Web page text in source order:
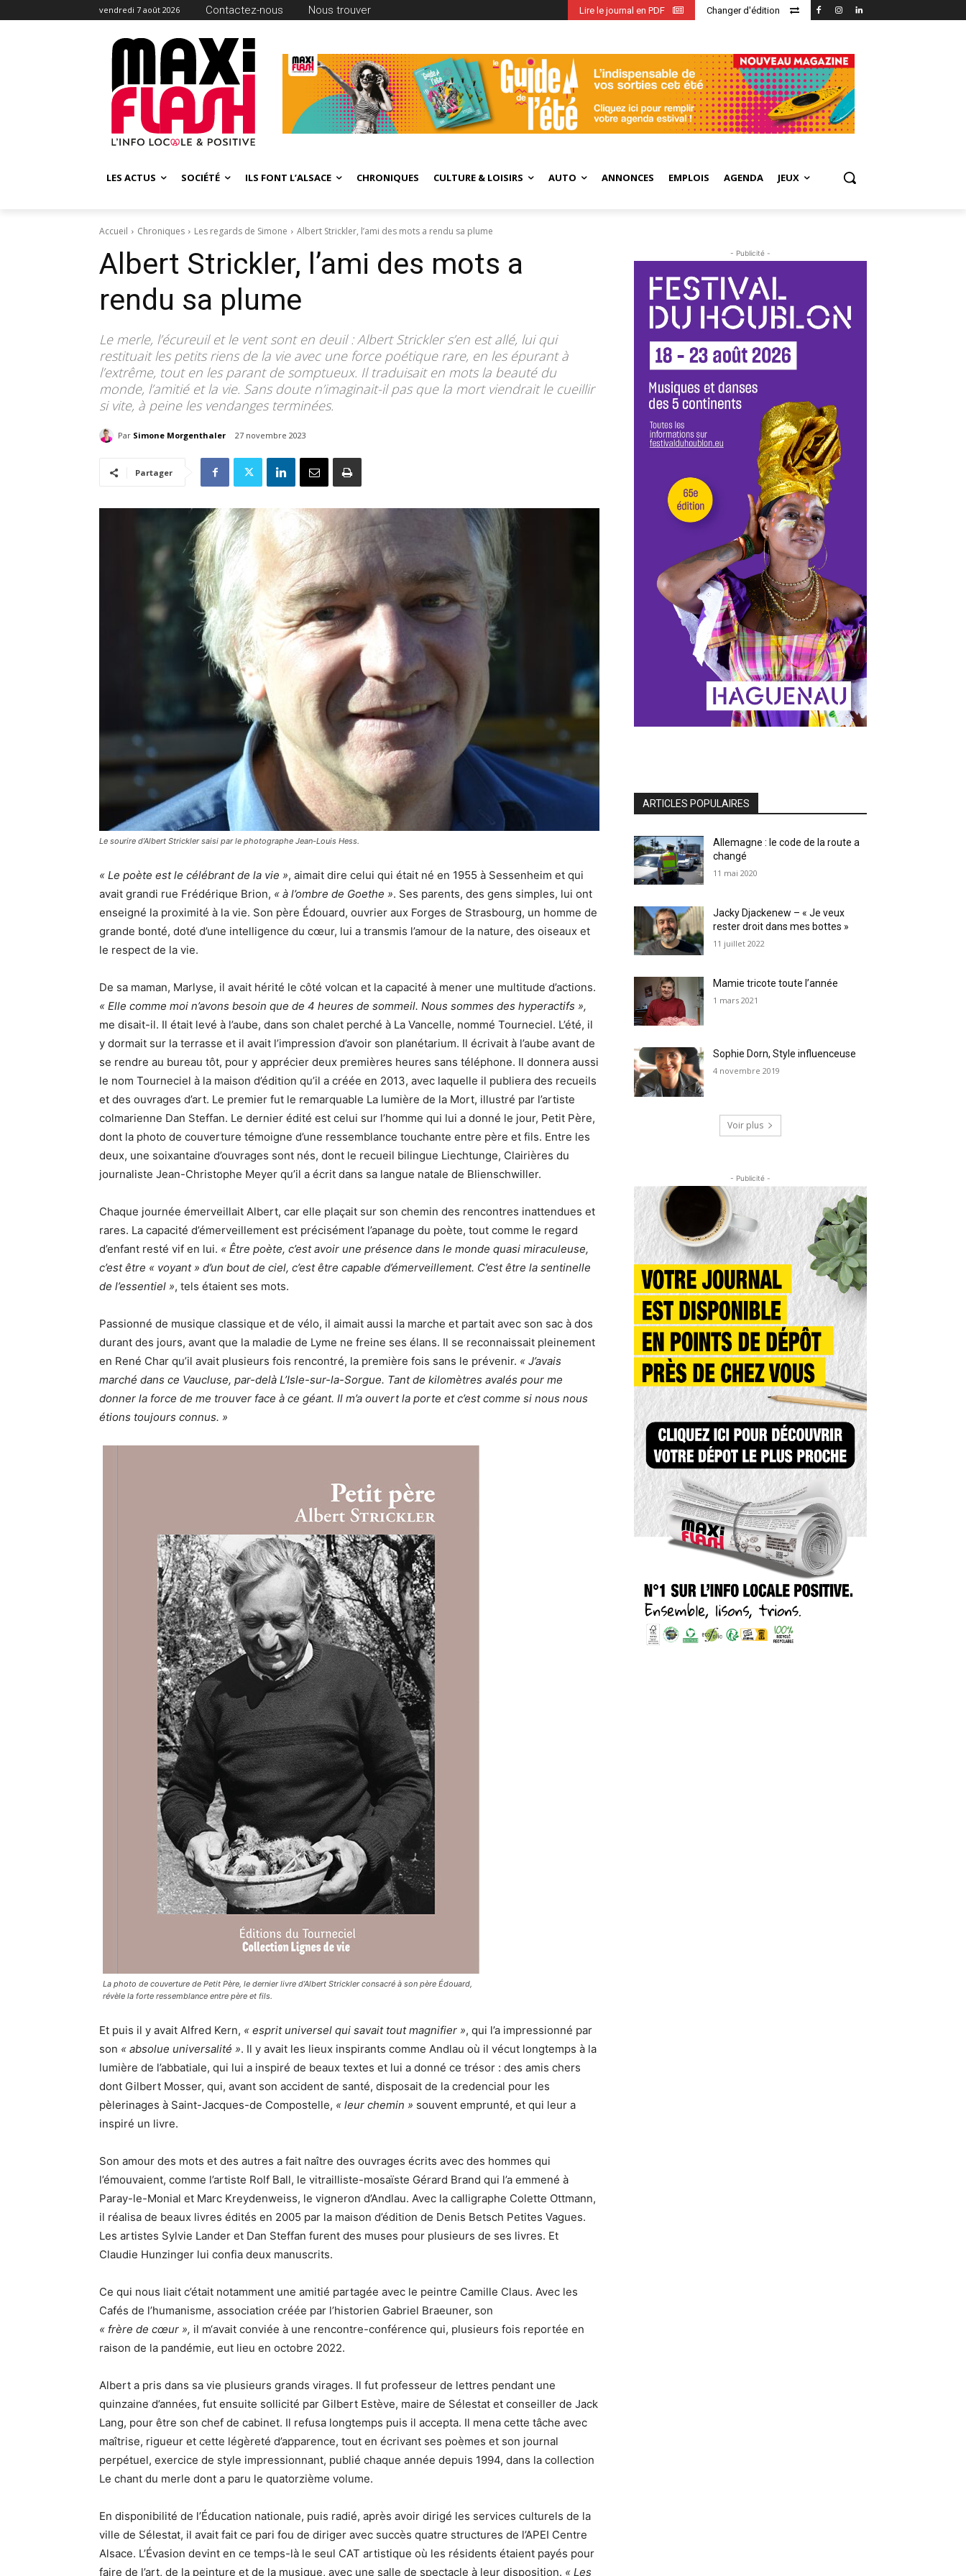
vendredi 7 août 2026 Contactez-nous Nous trouver Changer d'édition
Lire le journal en PDF
LES ACTUS SOCIÉTÉ ILS FONT L’ALSACE CHRONIQUES CULTURE & LOISIRS AUTO ANNONCES EMPLOIS AGENDA JEUX
Accueil Chroniques Les regards de Simone Albert Strickler, l’ami des mots a rendu sa plume
Albert Strickler, l’ami des mots a
rendu sa plume
Le merle, l’écureuil et le vent sont en deuil : Albert Strickler s’en est allé, lui qui
restituait les petits riens de la vie avec une force poétique rare, en les épurant à
l’extrême, tout en les parant de somptueux. Il traduisait en mots la beauté du
monde, l’amitié et la vie. Sans doute n’imaginait-il pas que la mort viendrait le cueillir
si vite, à peine les vendanges terminées.
Par Simone Morgenthaler 27 novembre 2023
Partager
Le sourire d’Albert Strickler saisi par le photographe Jean-Louis Hess.
« Le poète est le célébrant de la vie », aimait dire celui qui était né en 1955 à Sessenheim et qui
avait grandi rue Frédérique Brion, « à l’ombre de Goethe ». Ses parents, des gens simples, lui ont
enseigné la proximité à la vie. Son père Édouard, ouvrier aux Forges de Strasbourg, un homme de
grande bonté, doté d’une intelligence du cœur, lui a transmis l’amour de la nature, des oiseaux et
le respect de la vie.
De sa maman, Marlyse, il avait hérité le côté volcan et la capacité à mener une multitude d’actions.
« Elle comme moi n’avons besoin que de 4 heures de sommeil. Nous sommes des hyperactifs »,
me disait-il. Il était levé à l’aube, dans son chalet perché à La Vancelle, nommé Tourneciel. L’été, il
y dormait sur la terrasse et il avait l’impression d’avoir son planétarium. Il écrivait à l’aube avant de
se rendre au bureau tôt, pour y apprécier deux premières heures sans téléphone. Il donnera aussi
le nom Tourneciel à la maison d’édition qu’il a créée en 2013, avec laquelle il publiera des recueils
et des ouvrages d’art. Le premier fut le remarquable La lumière de la Mort, illustré par l’artiste
colmarienne Dan Steffan. Le dernier édité est celui sur l’homme qui lui a donné le jour, Petit Père,
dont la photo de couverture témoigne d’une ressemblance touchante entre père et fils. Entre les
deux, une soixantaine d’ouvrages sont nés, dont le recueil bilingue Liechtunge, Clairières du
journaliste Jean-Christophe Meyer qu’il a écrit dans sa langue natale de Blienschwiller.
Chaque journée émerveillait Albert, car elle plaçait sur son chemin des rencontres inattendues et
rares. La capacité d’émerveillement est précisément l’apanage du poète, tout comme le regard
d’enfant resté vif en lui. « Être poète, c’est avoir une présence dans le monde quasi miraculeuse,
c’est être « voyant » d’un bout de ciel, c’est être capable d’émerveillement. C’est être la sentinelle
de l’essentiel », tels étaient ses mots.
Passionné de musique classique et de vélo, il aimait aussi la marche et partait avec son sac à dos
durant des jours, avant que la maladie de Lyme ne freine ses élans. Il se reconnaissait pleinement
en René Char qu’il avait plusieurs fois rencontré, la première fois sans le prévenir. « J’avais
marché dans ce Vaucluse, par-delà L’Isle-sur-la-Sorgue. Tant de kilomètres avalés pour me
donner la force de me trouver face à ce géant. Il m’a ouvert la porte et c’est comme si nous nous
étions toujours connus. »
La photo de couverture de Petit Père, le dernier livre d’Albert Strickler consacré à son père Édouard,
révèle la forte ressemblance entre père et fils.
Et puis il y avait Alfred Kern, « esprit universel qui savait tout magnifier », qui l’a impressionné par
son « absolue universalité ». Il y avait les lieux inspirants comme Andlau où il vécut longtemps à la
lumière de l’abbatiale, qui lui a inspiré de beaux textes et lui a donné ce trésor : des amis chers
dont Gilbert Mosser, qui, avant son accident de santé, disposait de la credencial pour les
pèlerinages à Saint-Jacques-de Compostelle, « leur chemin » souvent emprunté, et qui leur a
inspiré un livre.
Son amour des mots et des autres a fait naître des ouvrages écrits avec des hommes qui
l’émouvaient, comme l’artiste Rolf Ball, le vitrailliste-mosaïste Gérard Brand qui l’a emmené à
Paray-le-Monial et Marc Kreydenweiss, le vigneron d’Andlau. Avec la calligraphe Colette Ottmann,
il réalisa de beaux livres édités en 2005 par la maison d’édition de Denis Betsch Petites Vagues.
Les artistes Sylvie Lander et Dan Steffan furent des muses pour plusieurs de ses livres. Et
Claudie Hunzinger lui confia deux manuscrits.
Ce qui nous liait c’était notamment une amitié partagée avec le peintre Camille Claus. Avec les
Cafés de l’humanisme, association créée par l’historien Gabriel Braeuner, son
« frère de cœur », il m‘avait conviée à une rencontre-conférence qui, plusieurs fois reportée en
raison de la pandémie, eut lieu en octobre 2022.
Albert a pris dans sa vie plusieurs grands virages. Il fut professeur de lettres pendant une
quinzaine d’années, fut ensuite sollicité par Gilbert Estève, maire de Sélestat et conseiller de Jack
Lang, pour être son chef de cabinet. Il refusa longtemps puis il accepta. Il mena cette tâche avec
maîtrise, rigueur et cette légèreté d’apparence, tout en écrivant ses poèmes et son journal
perpétuel, exercice de style impressionnant, publié chaque année depuis 1994, dans la collection
Le chant du merle dont a paru le quatorzième volume.
En disponibilité de l’Éducation nationale, puis radié, après avoir dirigé les services culturels de la
ville de Sélestat, il avait fait ce pari fou de diriger avec succès quatre structures de l’APEI Centre
Alsace. L’Évasion devint en ce temps-là le seul CAT artistique où les résidents étaient payés pour
faire de l’art, de la peinture et de la musique, avec une salle de spectacle à leur disposition. « Les
- Publicité -
ARTICLES POPULAIRES
Allemagne : le code de la route a
changé
11 mai 2020
Jacky Djackenew – « Je veux
rester droit dans mes bottes »
11 juillet 2022
Mamie tricote toute l’année
1 mars 2021
Sophie Dorn, Style influenceuse
4 novembre 2019
Voir plus
- Publicité -